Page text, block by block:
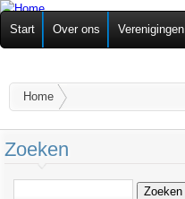
Federatie van
Zelforganisaties
Start Over ons Verenigingen
U bent hier
Home
Zoeken